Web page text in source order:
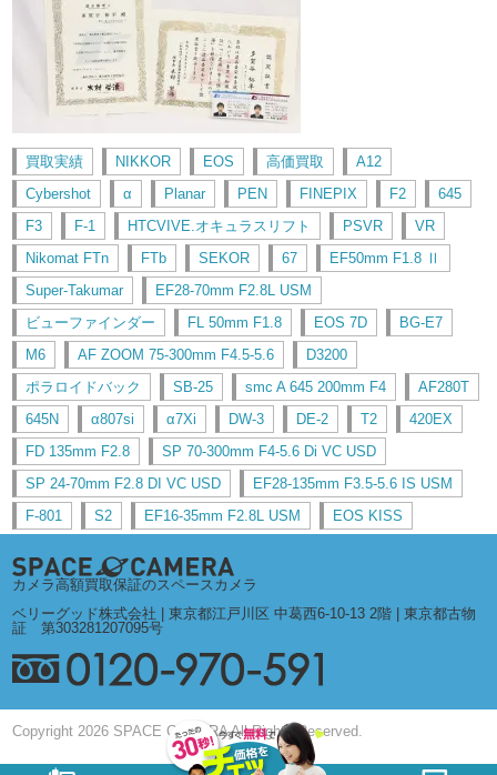
買取実績 NIKKOR EOS 高価買取
A12
Cybershot
α Planar PEN FINEPIX F2
645
F3
F-1 HTCVIVE.オキュラスリフト PSVR
VR
Nikomat FTn
FTb SEKOR 67
EF50mm F1.8 Ⅱ
Super-Takumar
EF28-70mm F2.8L USM
ビューファインダー
FL 50mm F1.8 EOS 7D
BG-E7
M6
AF ZOOM 75-300mm F4.5-5.6
D3200
ポラロイドバック
SB-25 smc A 645 200mm F4
AF280T
645N
α807si α7Xi DW-3 DE-2 T2
420EX
FD 135mm F2.8
SP 70-300mm F4-5.6 Di VC USD
SP 24-70mm F2.8 DI VC USD
EF28-135mm F3.5-5.6 IS USM
F-801
S2 EF16-35mm F2.8L USM EOS KISS
カメラ高額買取保証のスペースカメラ
ベリーグッド株式会社 | 東京都江戸川区 中葛西6-10-13 2階 | 東京都古物
証 第303281207095号
Copyright 2026 SPACE CAMERA All Rights Reserved.